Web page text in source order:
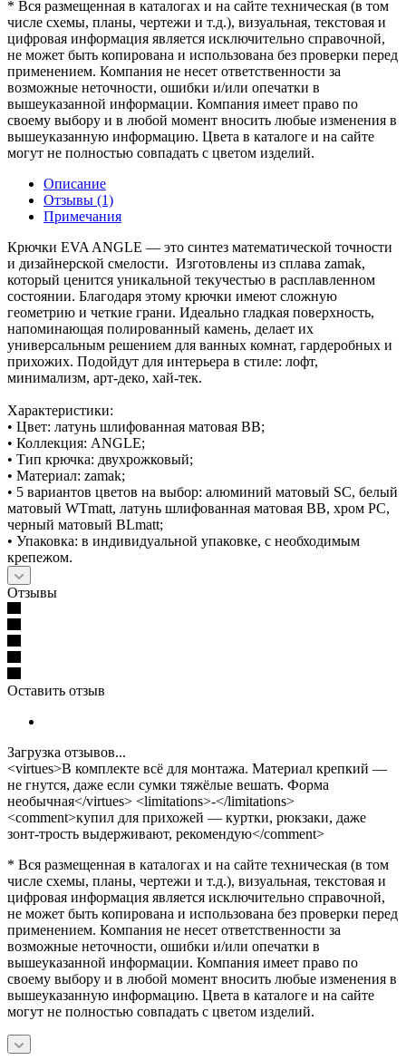
* Вся размещенная в каталогах и на сайте техническая (в том
числе схемы, планы, чертежи и т.д.), визуальная, текстовая и
цифровая информация является исключительно справочной,
не может быть копирована и использована без проверки перед
применением. Компания не несет ответственности за
возможные неточности, ошибки и/или опечатки в
вышеуказанной информации. Компания имеет право по
своему выбору и в любой момент вносить любые изменения в
вышеуказанную информацию. Цвета в каталоге и на сайте
могут не полностью совпадать с цветом изделий.
Описание
Отзывы (1)
Примечания
Крючки EVA ANGLE — это синтез математической точности
и дизайнерской смелости. Изготовлены из сплава zamak,
который ценится уникальной текучестью в расплавленном
состоянии. Благодаря этому крючки имеют сложную
геометрию и четкие грани. Идеально гладкая поверхность,
напоминающая полированный камень, делает их
универсальным решением для ванных комнат, гардеробных и
прихожих. Подойдут для интерьера в стиле: лофт,
минимализм, арт-деко, хай-тек.
Характеристики:
• Цвет: латунь шлифованная матовая BB;
• Коллекция: ANGLE;
• Тип крючка: двухрожковый;
• Материал: zamak;
• 5 вариантов цветов на выбор: алюминий матовый SC, белый
матовый WTmatt, латунь шлифованная матовая BB, хром PC,
черный матовый BLmatt;
• Упаковка: в индивидуальной упаковке, с необходимым
крепежом.
Отзывы
Оставить отзыв
Загрузка отзывов...
<virtues>В комплекте всё для монтажа. Материал крепкий —
не гнутся, даже если сумки тяжёлые вешать. Форма
необычная</virtues> <limitations>-</limitations>
<comment>купил для прихожей — куртки, рюкзаки, даже
зонт-трость выдерживают, рекомендую</comment>
* Вся размещенная в каталогах и на сайте техническая (в том
числе схемы, планы, чертежи и т.д.), визуальная, текстовая и
цифровая информация является исключительно справочной,
не может быть копирована и использована без проверки перед
применением. Компания не несет ответственности за
возможные неточности, ошибки и/или опечатки в
вышеуказанной информации. Компания имеет право по
своему выбору и в любой момент вносить любые изменения в
вышеуказанную информацию. Цвета в каталоге и на сайте
могут не полностью совпадать с цветом изделий.